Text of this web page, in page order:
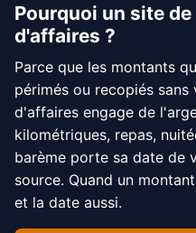
Pourquoi un site
d'affaires ?
Parce que les montants
périmés ou recopiés
d'affaires engage de
kilométriques, repas,
barème porte sa date de
source. Quand un
et la date aussi.